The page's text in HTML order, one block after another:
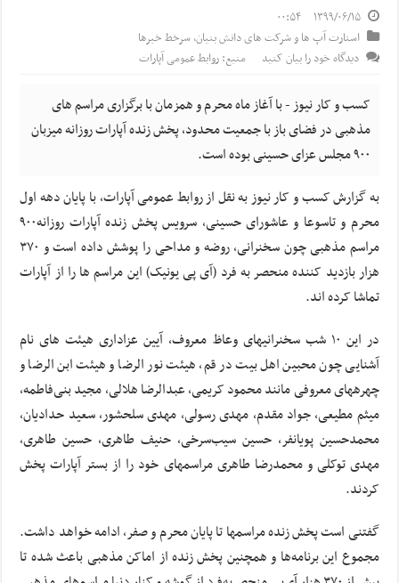
۱۳۹۹/۰۶/۱۵
۰۰:۵۴
استارت آپ ها و شرکت های دانش بنیان,سرخط خبرها
دیدگاه خود را بیان کنید
منبع: روابط عمومی آپارات
کسب و کار نیوز - با آغاز ماه محرم و همزمان با برگزاری مراسم‌ های
مذهبی در فضای باز با جمعیت محدود، پخش زنده آپارات روزانه میزبان
۹۰۰ مجلس عزای حسینی بوده است.
به گزارش کسب و کار نیوز به نقل از روابط عمومی آپارات، با پایان دهه اول
محرم و تاسوعا و عاشورای حسینی، سرویس پخش زنده آپارات روزانه۹۰۰
مراسم مذهبی چون سخنرانی، روضه و مداحی را پوشش داده است و ۳۷۰
هزار بازدید کننده منحصر به فرد (آی پی یونیک) این مراسم‌ ها را از آپارات
تماشا کرده‌ ‏اند.
در این ۱۰ شب سخنرانی‏های وعاظ معروف، آیین عزاداری‏ هیئت های نام
آشنایی چون محبین اهل بیت در قم، هیئت نور الرضا و هیئت ابن الرضا و
چهره‏های معروفی مانند محمود کریمی، عبدالرضا هلالی، مجید بنی‌فاطمه،
میثم مطیعی، جواد مقدم، مهدی رسولی، مهدی سلحشور، سعید حدادیان،
محمدحسین پویانفر، حسین سیب‌سرخی، حنیف طاهری، حسین طاهری،
مهدی توکلی و محمدرضا طاهری مراسم‏های خود را از بستر آپارات پخش
کردند.
گفتنی است پخش زنده مراسم‏ها تا پایان محرم و صفر، ادامه خواهد داشت.
مجموع این برنامه‌ها و همچنین پخش زنده از اماکن مذهبی باعث شده تا